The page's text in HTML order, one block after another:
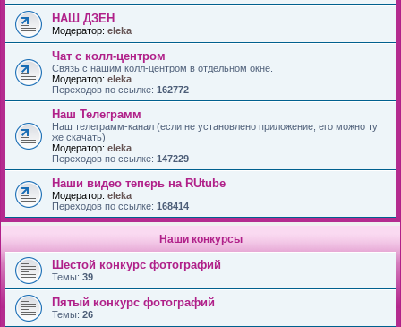
НАШ ДЗЕН
Модератор: eleka
Чат с колл-центром
Связь с нашим колл-центром в отдельном окне.
Модератор: eleka
Переходов по ссылке: 162772
Наш Телеграмм
Наш телеграмм-канал (если не установлено приложение, его можно тут
же скачать)
Модератор: eleka
Переходов по ссылке: 147229
Наши видео теперь на RUtube
Модератор: eleka
Переходов по ссылке: 168414
Наши конкурсы
Шестой конкурс фотографий
Темы: 39
Пятый конкурс фотографий
Темы: 26